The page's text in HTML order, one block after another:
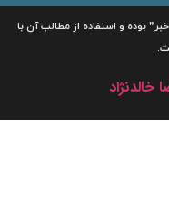
بوده و استفاده از مطالب آن با